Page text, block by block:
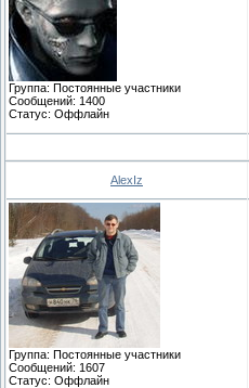
Группа: Постоянные участники
Сообщений: 1400
Статус: Оффлайн
AlexIz
Группа: Постоянные участники
Сообщений: 1607
Статус: Оффлайн